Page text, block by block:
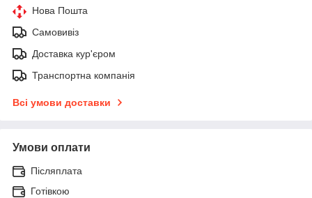
Нова Пошта
Самовивіз
Доставка кур'єром
Транспортна компанія
Всі умови доставки
Умови оплати
Післяплата
Готівкою